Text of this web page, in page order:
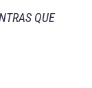
QUE